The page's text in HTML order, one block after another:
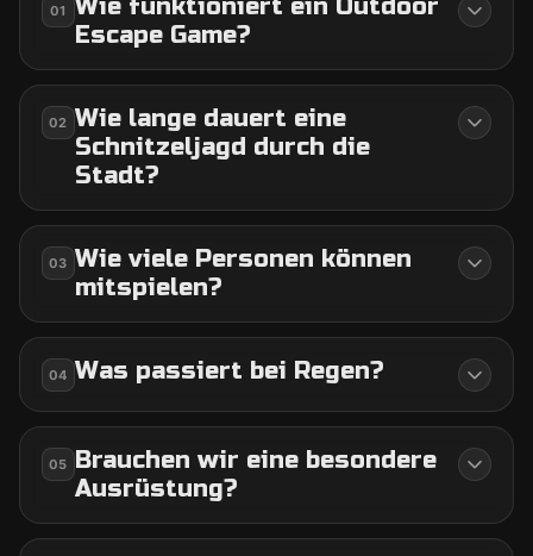
01
Wie funktioniert ein Outdoor
Escape Game?
02 Wie lange dauert eine
Schnitzeljagd durch die
Stadt?
03 Wie viele Personen können
mitspielen?
04 Was passiert bei Regen?
05 Brauchen wir eine besondere
Ausrüstung?